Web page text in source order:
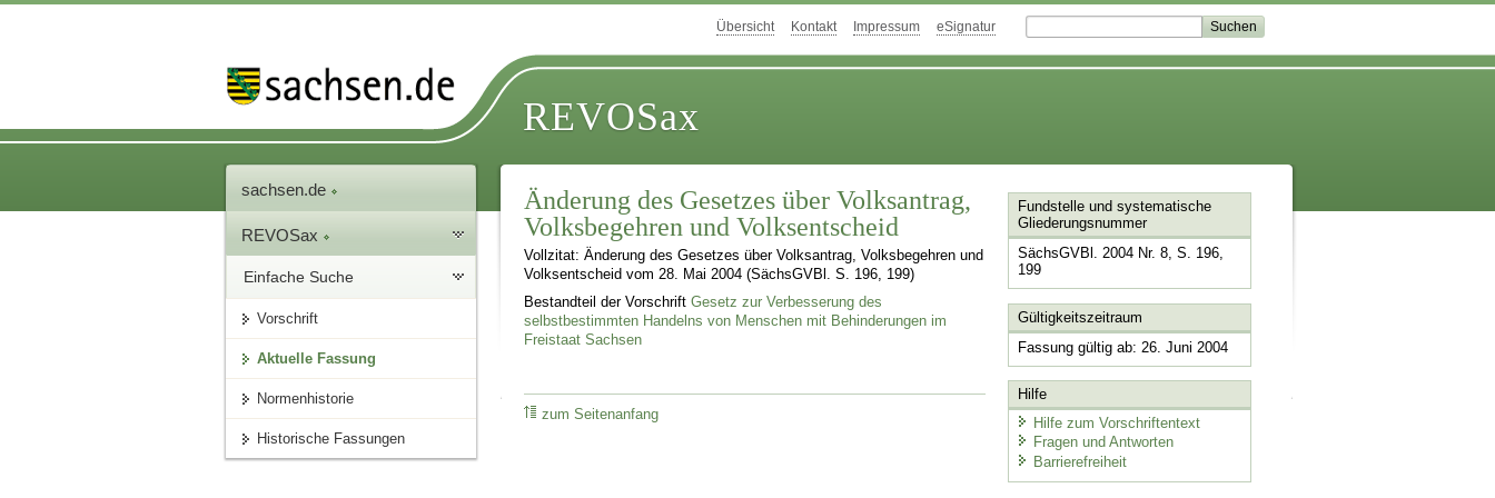
Übersicht Kontakt Impressum eSignatur
REVOSax
sachsen.de
REVOSax
Einfache Suche
Vorschrift
Aktuelle Fassung
Normenhistorie
Historische Fassungen
Änderung des Gesetzes über Volksantrag,
Volksbegehren und Volksentscheid
Vollzitat: Änderung des Gesetzes über Volksantrag, Volksbegehren und
Volksentscheid vom 28. Mai 2004 (SächsGVBl. S. 196, 199)
Bestandteil der VorschriftGesetz zur Verbesserung des
selbstbestimmten Handelns von Menschen mit Behinderungen im
Freistaat Sachsen
zum Seitenanfang
Fundstelle und systematische
Gliederungsnummer
SächsGVBl. 2004 Nr. 8, S. 196,
199
Gültigkeitszeitraum
Fassung gültig ab: 26. Juni 2004
Hilfe
Hilfe zum Vorschriftentext
Fragen und Antworten
Barrierefreiheit